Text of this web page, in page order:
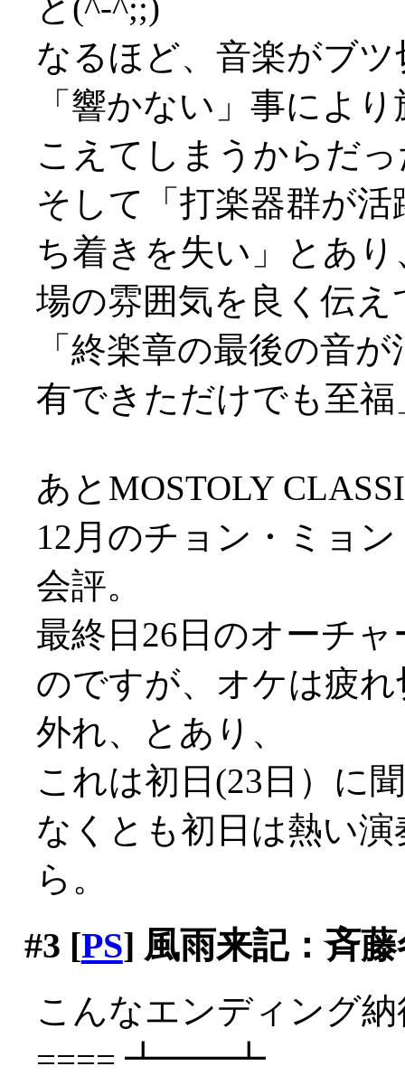
なるほど、音楽がブ
「響かない」事によ
こえてしまうからだ
そして「打楽器群が
ち着きを失い」とあ
場の雰囲気を良く伝
「終楽章の最後の音
有できただけでも至
あとMOSTOLY
12月のチョン・ミョ
会評。
最終日26日のオーチ
のですが、オケは疲
外れ、とあり、
これは初日(23日）に
なくとも初日は熱い
ら。
#3 [PS] 風雨来記：斉
こんなエンディング
==== ┻━━┻